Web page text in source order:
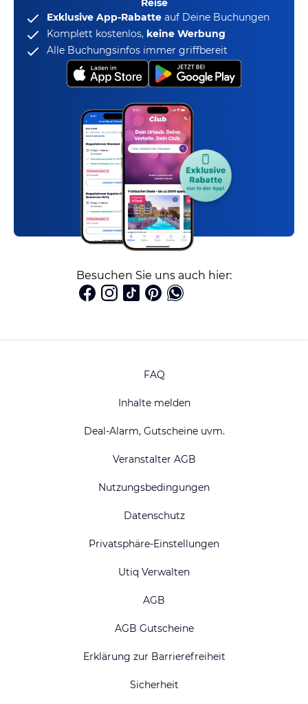
Reise
Exklusive App-Rabatte auf Deine Buchungen
Komplett kostenlos, keine Werbung
Alle Buchungsinfos immer griffbereit
Besuchen Sie uns auch hier:
FAQ
Inhalte melden
Deal-Alarm, Gutscheine uvm.
Veranstalter AGB
Nutzungsbedingungen
Datenschutz
Privatsphäre-Einstellungen
Utiq Verwalten
AGB
AGB Gutscheine
Erklärung zur Barrierefreiheit
Sicherheit